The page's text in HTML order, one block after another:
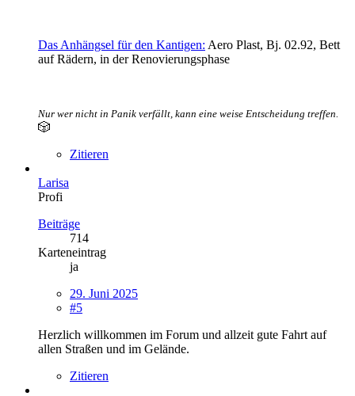
Das Anhängsel für den Kantigen: Aero Plast, Bj. 02.92, Bett
auf Rädern, in der Renovierungsphase
Nur wer nicht in Panik verfällt, kann eine weise Entscheidung treffen.
🎲
Zitieren
Larisa
Profi
Beiträge
714
Karteneintrag
ja
29. Juni 2025
#5
Herzlich willkommen im Forum und allzeit gute Fahrt auf
allen Straßen und im Gelände.
Zitieren